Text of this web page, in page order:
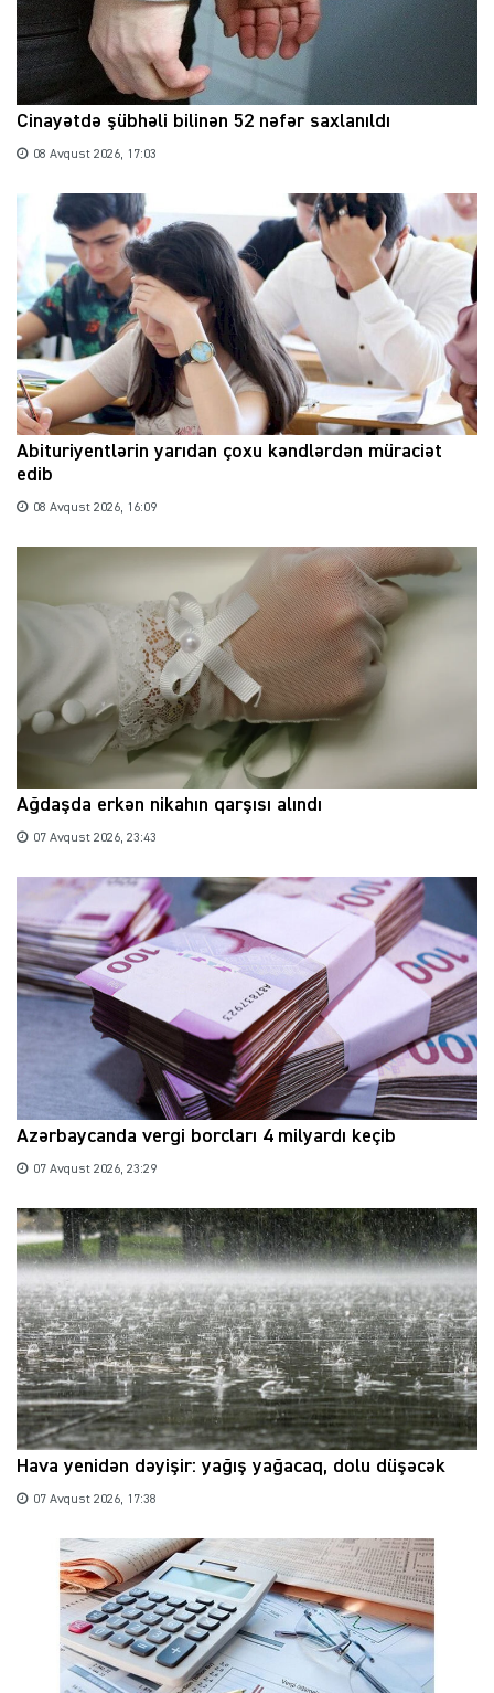
Cinayətdə şübhəli bilinən 52 nəfər saxlanıldı
08 Avqust 2026, 17:03
Abituriyentlərin yarıdan çoxu kəndlərdən müraciət
edib
08 Avqust 2026, 16:09
Ağdaşda erkən nikahın qarşısı alındı
07 Avqust 2026, 23:43
Azərbaycanda vergi borcları 4 milyardı keçib
07 Avqust 2026, 23:29
Hava yenidən dəyişir: yağış yağacaq, dolu düşəcək
07 Avqust 2026, 17:38